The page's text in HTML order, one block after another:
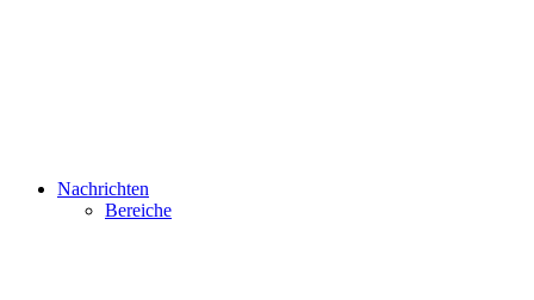
Nachrichten
Bereiche